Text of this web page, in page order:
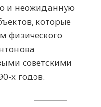
и неожиданную
которые
физического
советскими
х годов.